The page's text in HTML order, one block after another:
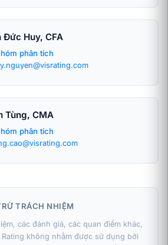
Đức Huy, CFA
phân tích
Tùng, CMA
phân tích
TRÁCH NHIỆM
các đánh giá, các quan điểm khác,
Rating không nhằm được sử dụng bởi